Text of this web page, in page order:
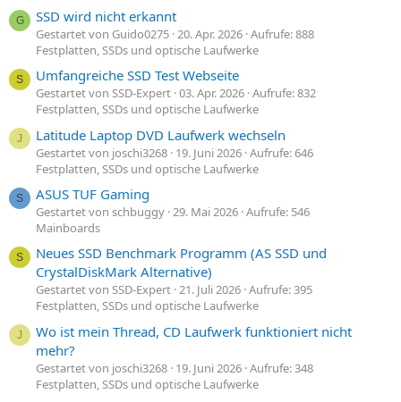
G SSD wird nicht erkannt
Gestartet von Guido0275 20. Apr. 2026 Aufrufe: 888
Festplatten, SSDs und optische Laufwerke
S Umfangreiche SSD Test Webseite
Gestartet von SSD-Expert 03. Apr. 2026 Aufrufe: 832
Festplatten, SSDs und optische Laufwerke
J Latitude Laptop DVD Laufwerk wechseln
Gestartet von joschi3268 19. Juni 2026 Aufrufe: 646
Festplatten, SSDs und optische Laufwerke
S ASUS TUF Gaming
Gestartet von schbuggy 29. Mai 2026 Aufrufe: 546
Mainboards
S
Neues SSD Benchmark Programm (AS SSD und
CrystalDiskMark Alternative)
Gestartet von SSD-Expert 21. Juli 2026 Aufrufe: 395
Festplatten, SSDs und optische Laufwerke
J
Wo ist mein Thread, CD Laufwerk funktioniert nicht
mehr?
Gestartet von joschi3268 19. Juni 2026 Aufrufe: 348
Festplatten, SSDs und optische Laufwerke